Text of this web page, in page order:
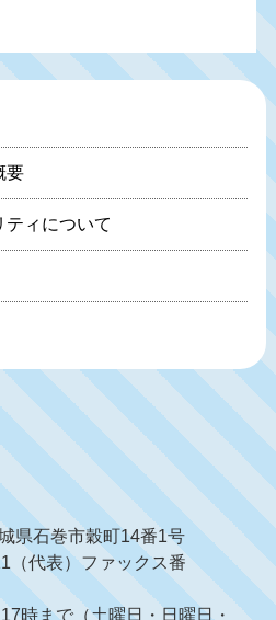
要
ティについて
県石巻市穀町14番1号
（代表）ファックス番
時まで（土曜日・日曜日・